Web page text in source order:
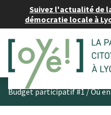
Suivez l'actualité de
démocratie locale à
Budget participatif #1/Où